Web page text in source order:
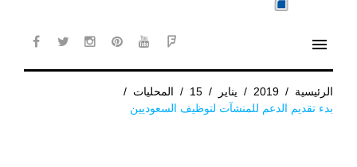
menu
الرئيسية /
2019
/ يناير /
15
/ المحليات /
بدء تقديم الدعم للمنشآت لتوظيف السعوديين